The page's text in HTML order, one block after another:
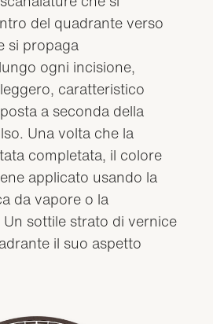
del quadrante verso
si propaga
ogni incisione,
caratteristico
a seconda della
Una volta che la
completata, il colore
applicato usando la
da vapore o la
sottile strato di vernice
il suo aspetto